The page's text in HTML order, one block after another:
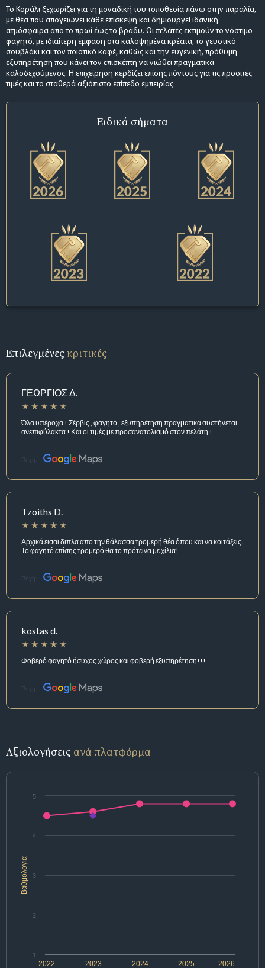
Το Κοράλι ξεχωρίζει για τη μοναδική του τοποθεσία πάνω στην παραλία,
με θέα που απογειώνει κάθε επίσκεψη και δημιουργεί ιδανική
ατμόσφαιρα από το πρωί έως το βράδυ. Οι πελάτες εκτιμούν το νόστιμο
φαγητό, με ιδιαίτερη έμφαση στα καλοψημένα κρέατα, το γευστικό
σουβλάκι και τον ποιοτικό καφέ, καθώς και την ευγενική, πρόθυμη
εξυπηρέτηση που κάνει τον επισκέπτη να νιώθει πραγματικά
καλοδεχούμενος. Η επιχείρηση κερδίζει επίσης πόντους για τις προσιτές
τιμές και το σταθερά αξιόπιστο επίπεδο εμπειρίας.
Ειδικά σήματα
Επιλεγμένεςκριτικές
ΓΕΩΡΓΙΟΣ Δ.
Όλα υπέροχα ! Σέρβις , φαγητό , εξυπηρέτηση πραγματικά συστήνεται
ανεπιφύλακτα ! Και οι τιμές με προσανατολισμό στον πελάτη !
Πηγή:
Tzoiths D.
Αρχικά εισαι διπλα απο την θάλασσα τρομερή θέα όπου και να κοιτάξεις.
Το φαγητό επίσης τρομερό θα το πρότεινα με χίλια!
Πηγή:
kostas d.
Φοβερό φαγητό ήσυχος χώρος και φοβερή εξυπηρέτηση!!!
Πηγή:
Αξιολογήσεις ανά πλατφόρμα
Βαθμολογία
2022 2024 2026
2023 2025
1
2
3
4
5